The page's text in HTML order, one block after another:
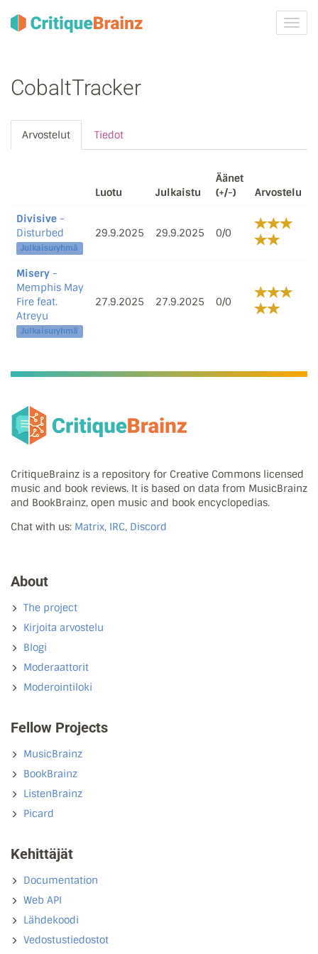
CobaltTracker
Arvostelut Tiedot
Luotu Julkaistu
Äänet
(+/-)
Arvostelu
Divisive -
Disturbed
Julkaisuryhmä
29.9.2025 29.9.2025 0/0
Misery -
Memphis May
Fire feat.
Atreyu
Julkaisuryhmä
27.9.2025 27.9.2025 0/0
CritiqueBrainz is a repository for Creative Commons licensed
music and book reviews. It is based on data from MusicBrainz
and BookBrainz, open music and book encyclopedias.
Chat with us: Matrix, IRC, Discord
About
The project
Kirjoita arvostelu
Blogi
Moderaattorit
Moderointiloki
Fellow Projects
MusicBrainz
BookBrainz
ListenBrainz
Picard
Kehittäjät
Documentation
Web API
Lähdekoodi
Vedostustiedostot